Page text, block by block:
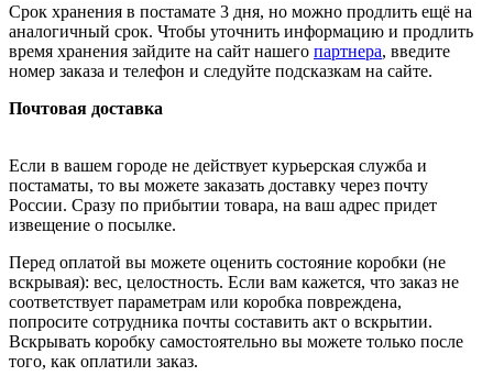
Срок хранения в постамате 3 дня, но можно продлить ещё на
аналогичный срок. Чтобы уточнить информацию и продлить
время хранения зайдите на сайт нашего партнера, введите
номер заказа и телефон и следуйте подсказкам на сайте.
Почтовая доставка
Если в вашем городе не действует курьерская служба и
постаматы, то вы можете заказать доставку через почту
России. Сразу по прибытии товара, на ваш адрес придет
извещение о посылке.
Перед оплатой вы можете оценить состояние коробки (не
вскрывая): вес, целостность. Если вам кажется, что заказ не
соответствует параметрам или коробка повреждена,
попросите сотрудника почты составить акт о вскрытии.
Вскрывать коробку самостоятельно вы можете только после
того, как оплатили заказ.